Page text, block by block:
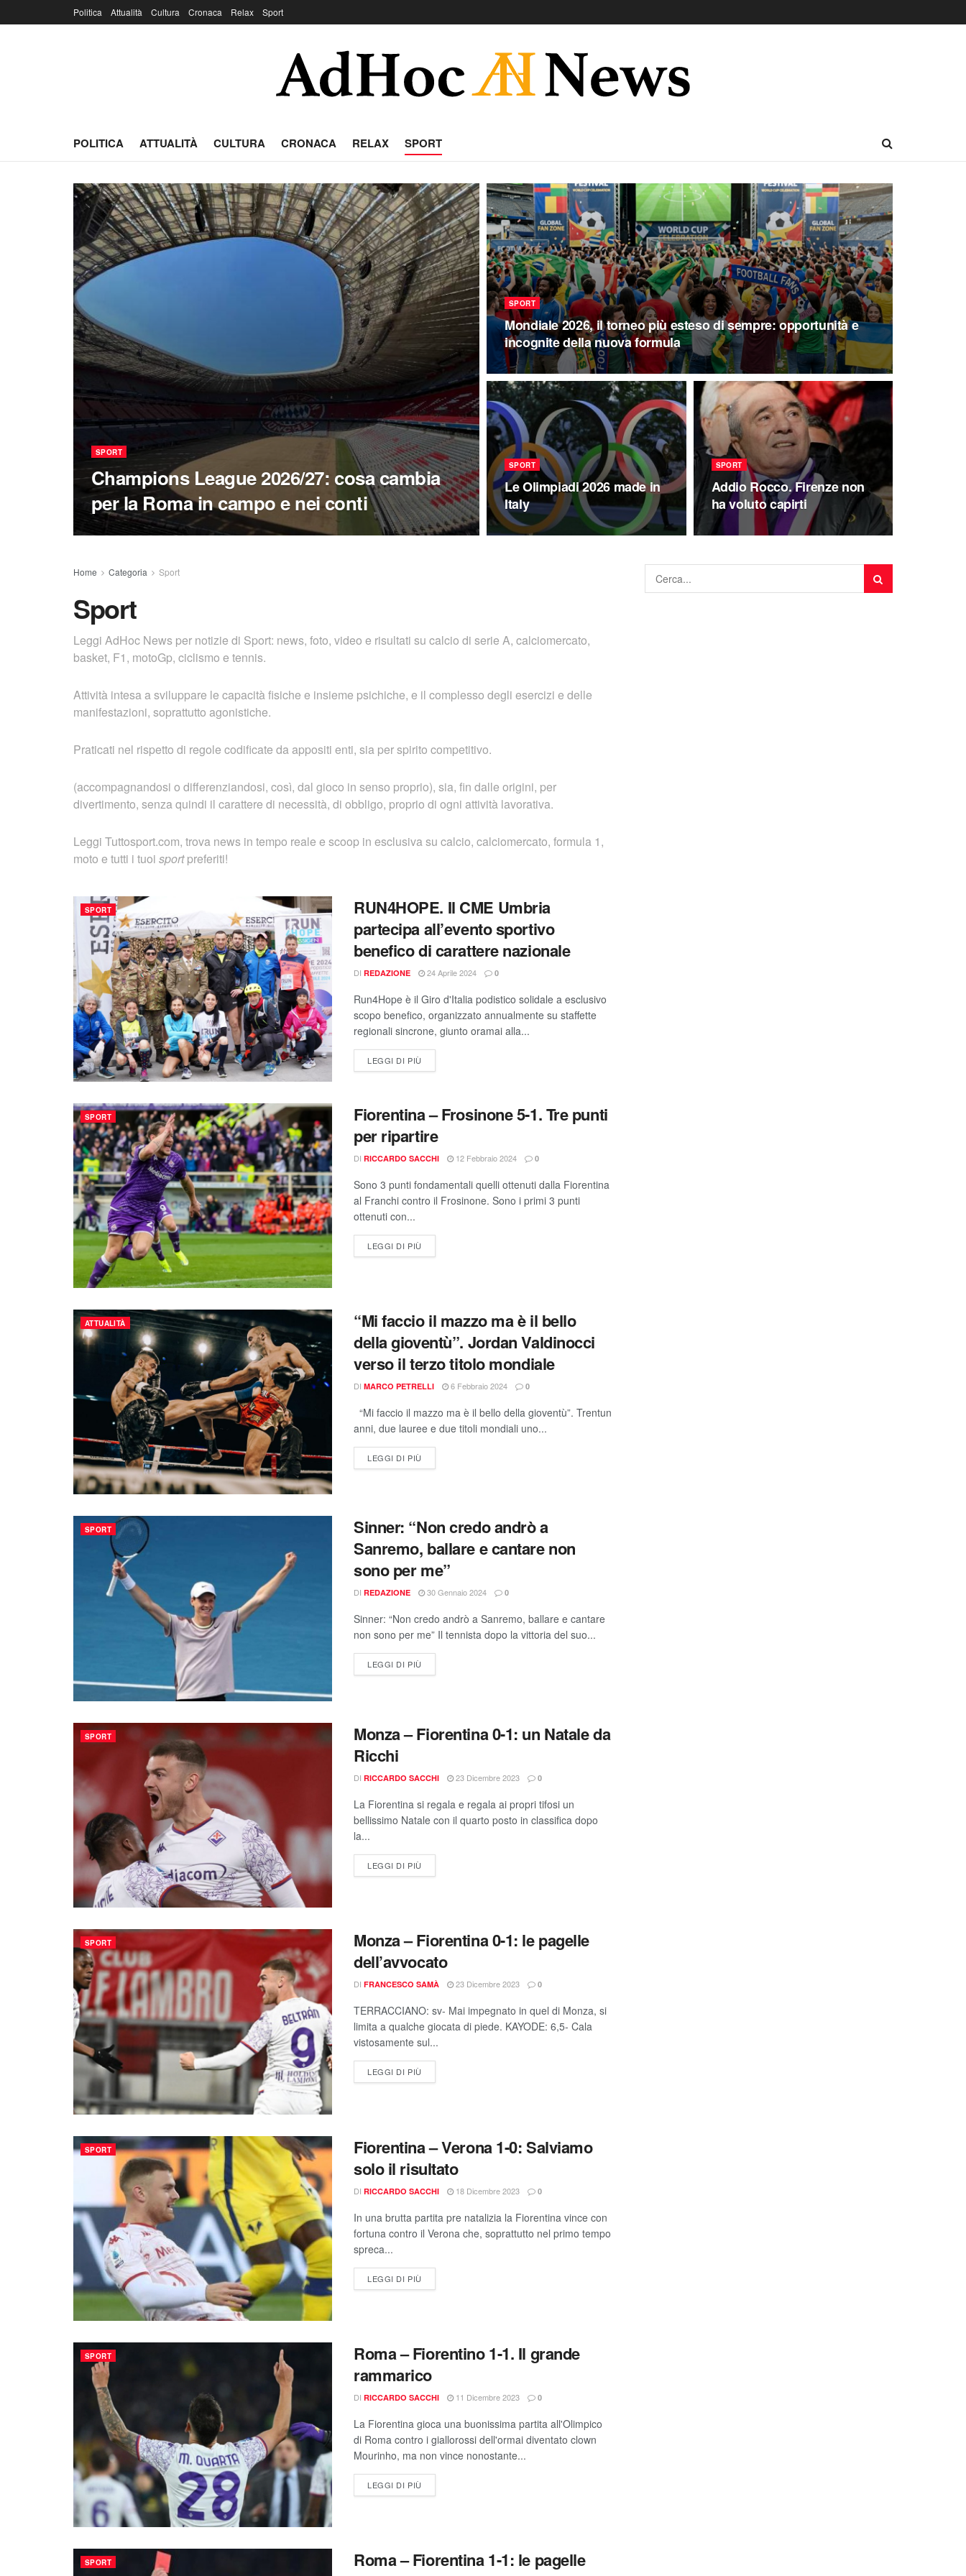
Politica Attualità Cultura Cronaca Relax Sport
POLITICA ATTUALITÀ CULTURA CRONACA RELAX SPORT
SPORT
Champions League 2026/27: cosa cambia
per la Roma in campo e nei conti
SPORT
Mondiale 2026, il torneo più esteso di sempre: opportunità e
incognite della nuova formula
SPORT
Le Olimpiadi 2026 made in
Italy
SPORT
Addio Rocco. Firenze non
ha voluto capirti
Home Categoria Sport
Sport
Leggi AdHoc News per notizie di Sport: news, foto, video e risultati su calcio di serie A, calciomercato,
basket, F1, motoGp, ciclismo e tennis.
Attività intesa a sviluppare le capacità fisiche e insieme psichiche, e il complesso degli esercizi e delle
manifestazioni, soprattutto agonistiche.
Praticati nel rispetto di regole codificate da appositi enti, sia per spirito competitivo.
(accompagnandosi o differenziandosi, così, dal gioco in senso proprio), sia, fin dalle origini, per
divertimento, senza quindi il carattere di necessità, di obbligo, proprio di ogni attività lavorativa.
Leggi Tuttosport.com, trova news in tempo reale e scoop in esclusiva su calcio, calciomercato, formula 1,
moto e tutti i tuoi sportpreferiti!
SPORT
RUN4HOPE. Il CME Umbria
partecipa all’evento sportivo
benefico di carattere nazionale
DI REDAZIONE 24 Aprile 2024 0
Run4Hope è il Giro d'Italia podistico solidale a esclusivo
scopo benefico, organizzato annualmente su staffette
regionali sincrone, giunto oramai alla...
LEGGI DI PIÙ
SPORT
Fiorentina – Frosinone 5-1. Tre punti
per ripartire
DI RICCARDO SACCHI 12 Febbraio 2024 0
Sono 3 punti fondamentali quelli ottenuti dalla Fiorentina
al Franchi contro il Frosinone. Sono i primi 3 punti
ottenuti con...
LEGGI DI PIÙ
ATTUALITÀ
“Mi faccio il mazzo ma è il bello
della gioventù”. Jordan Valdinocci
verso il terzo titolo mondiale
DI MARCO PETRELLI 6 Febbraio 2024 0
“Mi faccio il mazzo ma è il bello della gioventù”. Trentun
anni, due lauree e due titoli mondiali uno...
LEGGI DI PIÙ
SPORT
Sinner: “Non credo andrò a
Sanremo, ballare e cantare non
sono per me”
DI REDAZIONE 30 Gennaio 2024 0
Sinner: “Non credo andrò a Sanremo, ballare e cantare
non sono per me” Il tennista dopo la vittoria del suo...
LEGGI DI PIÙ
SPORT
Monza – Fiorentina 0-1: un Natale da
Ricchi
DI RICCARDO SACCHI 23 Dicembre 2023 0
La Fiorentina si regala e regala ai propri tifosi un
bellissimo Natale con il quarto posto in classifica dopo
la...
LEGGI DI PIÙ
SPORT
Monza – Fiorentina 0-1: le pagelle
dell’avvocato
DI FRANCESCO SAMÀ 23 Dicembre 2023 0
TERRACCIANO: sv- Mai impegnato in quel di Monza, si
limita a qualche giocata di piede. KAYODE: 6,5- Cala
vistosamente sul...
LEGGI DI PIÙ
SPORT
Fiorentina – Verona 1-0: Salviamo
solo il risultato
DI RICCARDO SACCHI 18 Dicembre 2023 0
In una brutta partita pre natalizia la Fiorentina vince con
fortuna contro il Verona che, soprattutto nel primo tempo
spreca...
LEGGI DI PIÙ
SPORT
Roma – Fiorentino 1-1. Il grande
rammarico
DI RICCARDO SACCHI 11 Dicembre 2023 0
La Fiorentina gioca una buonissima partita all'Olimpico
di Roma contro i giallorossi dell'ormai diventato clown
Mourinho, ma non vince nonostante...
LEGGI DI PIÙ
SPORT
Roma – Fiorentina 1-1: le pagelle